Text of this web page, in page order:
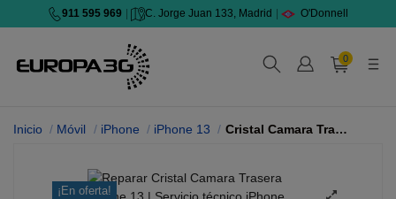
911 595 969 C. Jorge Juan 133, Madrid O'Donnell
0
Inicio Móvil iPhone iPhone 13 Cristal Camara Trasera
¡En oferta!